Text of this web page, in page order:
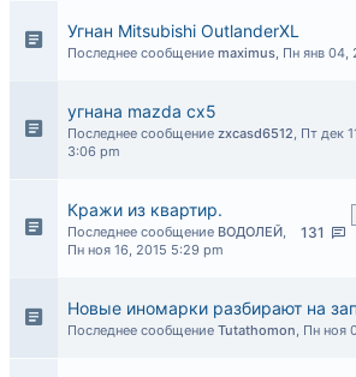
Угнан Mitsubishi OutlanderXL
Последнее сообщение maximus, Пн янв 04,
угнана mazda cx5
Последнее сообщение zxcasd6512, Пт дек
3:06 pm
Кражи из квартир.
131
Последнее сообщение ВОДОЛЕЙ,
Пн ноя 16, 2015 5:29 pm
Новые иномарки разбирают на
Последнее сообщение Tutathomon, Пн ноя